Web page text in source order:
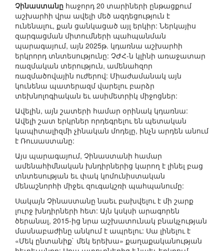
Չինաստանը հաջորդ 20 տարիների ընթացքում
աշխարհի վրա ավելի մեծ ազդեցություն է
ունենալու, քան ցանկացած այլ երկիր: Ներկայիս
զարգացման միտումների պահպանման
պարագայում, այն 2025թ. կդառնա աշխարհի
երկրորդ տնտեսությունը: ՉԺՀ-ն կլինի առաջատար
ռազմական տերություն, ամենահզոր
ռազմածովային ուժերով: Միաժամանակ այն
կունենա պատերազմ վարելու բարձր
տեխնոլոգիական եւ ասիմետրիկ միջոցներ:
Ավելին, այն շատերի համար օրինակ կդառնա:
Ավելի շատ երկրներ որդեգրելու են պետական
կապիտալիզմի չինական մոդելը, ինչն արդեն անում
է Ռուսաստանը:
Այս պարագայում, Չինաստանի համար
ամենահիմնական խնդիրներից կարող է լինել բաց
տնտեսության եւ փակ կոմունիստական
մենաշնորհի միջեւ զուգակշռի պահպանումը:
Սակայն Չինաստանը նաեւ բախվելու է մի շարք
լուրջ խնդիրների հետ: Այն կսկսի արագորեն
ծերանալ, 2015-ից նրա աշխատունակ բնակչության
մասնաբաժինը անկում է ապրելու: Սա լինելու է
«Մեկ ընտանիք` մեկ երեխա» քաղաքականության